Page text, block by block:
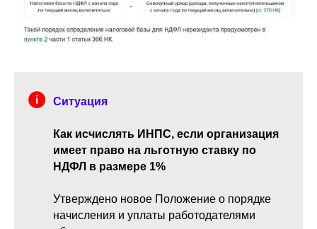
Ситуация
Как исчислять ИНПС, если организация
имеет право на льготную ставку по
НДФЛ в размере 1%
Утверждено новое Положение о порядке
начисления и уплаты работодателями